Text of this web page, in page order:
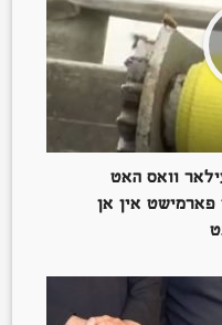
וואס האט
פארמישט אין אן